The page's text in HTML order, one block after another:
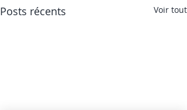
Posts récents Voir tout